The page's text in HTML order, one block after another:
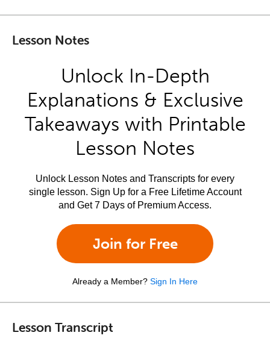
Lesson Notes
Unlock In-Depth
Explanations & Exclusive
Takeaways with Printable
Lesson Notes
Unlock Lesson Notes and Transcripts for every
single lesson. Sign Up for a Free Lifetime Account
and Get 7 Days of Premium Access.
Join for Free
Already a Member? Sign In Here
Lesson Transcript